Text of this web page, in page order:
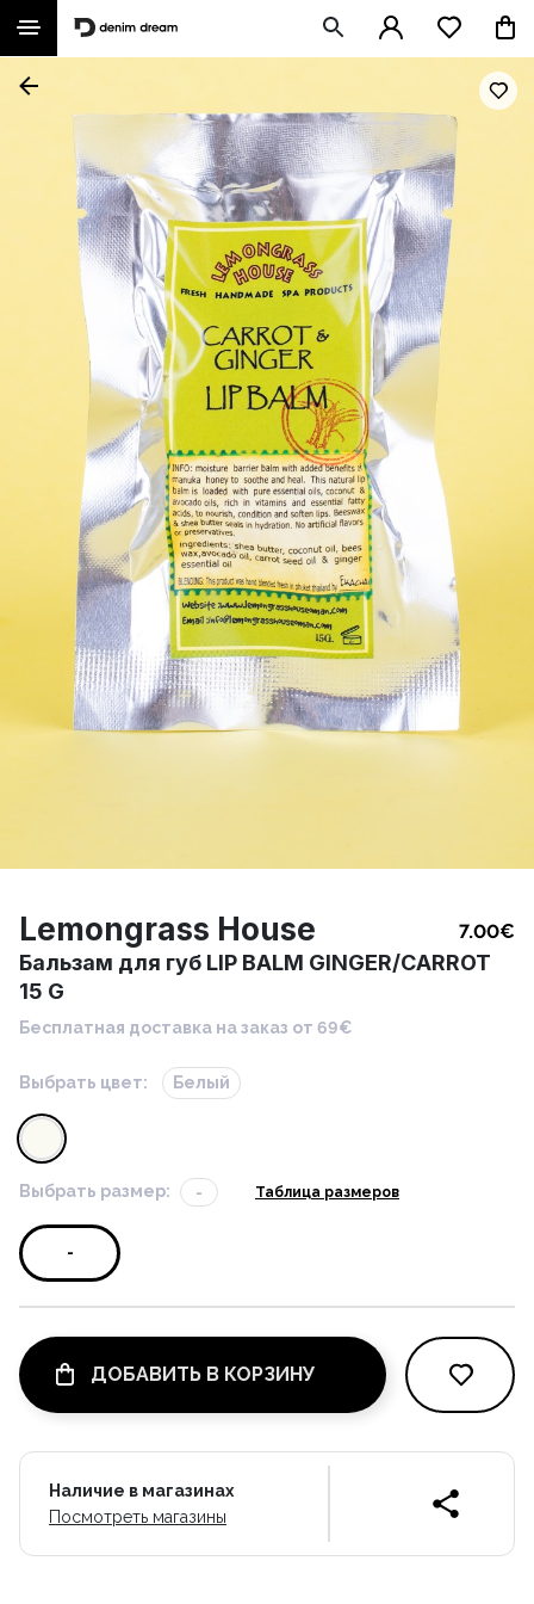
Lemongrass House 7.00€
Бальзам для губ LIP BALM GINGER/CARROT
15 G
Бесплатная доставка на заказ от 69€
Выбрать цвет: Белый
Выбрать размер: - Таблица размеров
-
ДОБАВИТЬ В КОРЗИНУ
Наличие в магазинах
Посмотреть магазины